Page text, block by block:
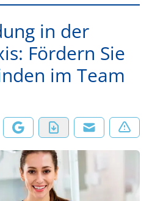
in der
Fördern Sie
im Team